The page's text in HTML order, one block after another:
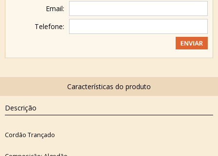
Email:
Telefone:
Descrição
Cordão Trançado